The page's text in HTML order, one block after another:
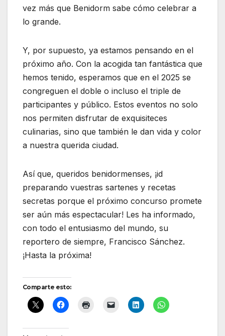
vez más que Benidorm sabe cómo celebrar a
lo grande.
Y, por supuesto, ya estamos pensando en el
próximo año. Con la acogida tan fantástica que
hemos tenido, esperamos que en el 2025 se
congreguen el doble o incluso el triple de
participantes y público. Estos eventos no solo
nos permiten disfrutar de exquisiteces
culinarias, sino que también le dan vida y color
a nuestra querida ciudad.
Así que, queridos benidormenses, ¡id
preparando vuestras sartenes y recetas
secretas porque el próximo concurso promete
ser aún más espectacular! Les ha informado,
con todo el entusiasmo del mundo, su
reportero de siempre, Francisco Sánchez.
¡Hasta la próxima!
Comparte esto: